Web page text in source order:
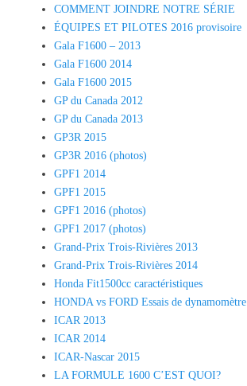
COMMENT JOINDRE NOTRE SÉRIE
ÉQUIPES ET PILOTES 2016 provisoire
Gala F1600 – 2013
Gala F1600 2014
Gala F1600 2015
GP du Canada 2012
GP du Canada 2013
GP3R 2015
GP3R 2016 (photos)
GPF1 2014
GPF1 2015
GPF1 2016 (photos)
GPF1 2017 (photos)
Grand-Prix Trois-Rivières 2013
Grand-Prix Trois-Rivières 2014
Honda Fit1500cc caractéristiques
HONDA vs FORD Essais de dynamomètre
ICAR 2013
ICAR 2014
ICAR-Nascar 2015
LA FORMULE 1600 C’EST QUOI?